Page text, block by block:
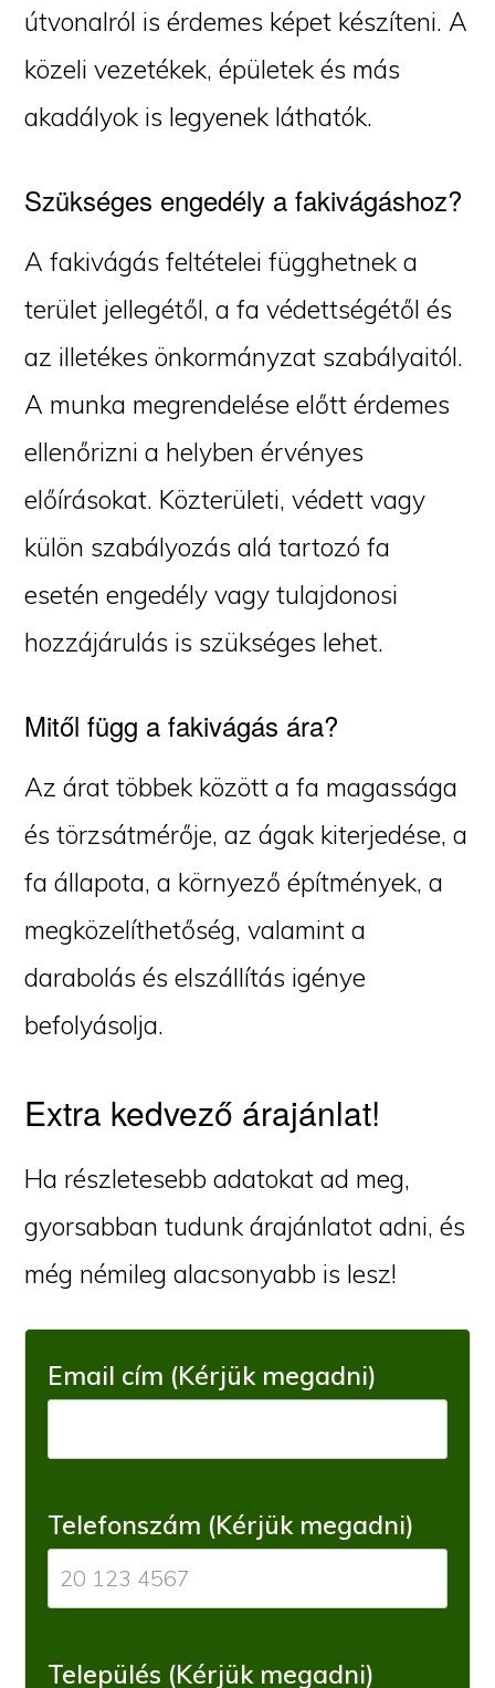
útvonalról is érdemes képet készíteni. A
közeli vezetékek, épületek és más
akadályok is legyenek láthatók.
Szükséges engedély a fakivágáshoz?
A fakivágás feltételei függhetnek a
terület jellegétől, a fa védettségétől és
az illetékes önkormányzat szabályaitól.
A munka megrendelése előtt érdemes
ellenőrizni a helyben érvényes
előírásokat. Közterületi, védett vagy
külön szabályozás alá tartozó fa
esetén engedély vagy tulajdonosi
hozzájárulás is szükséges lehet.
Mitől függ a fakivágás ára?
Az árat többek között a fa magassága
és törzsátmérője, az ágak kiterjedése, a
fa állapota, a környező építmények, a
megközelíthetőség, valamint a
darabolás és elszállítás igénye
befolyásolja.
Extra kedvező árajánlat!
Ha részletesebb adatokat ad meg,
gyorsabban tudunk árajánlatot adni, és
még némileg alacsonyabb is lesz!
Email cím (Kérjük megadni)
Telefonszám (Kérjük megadni)
Település (Kérjük megadni)